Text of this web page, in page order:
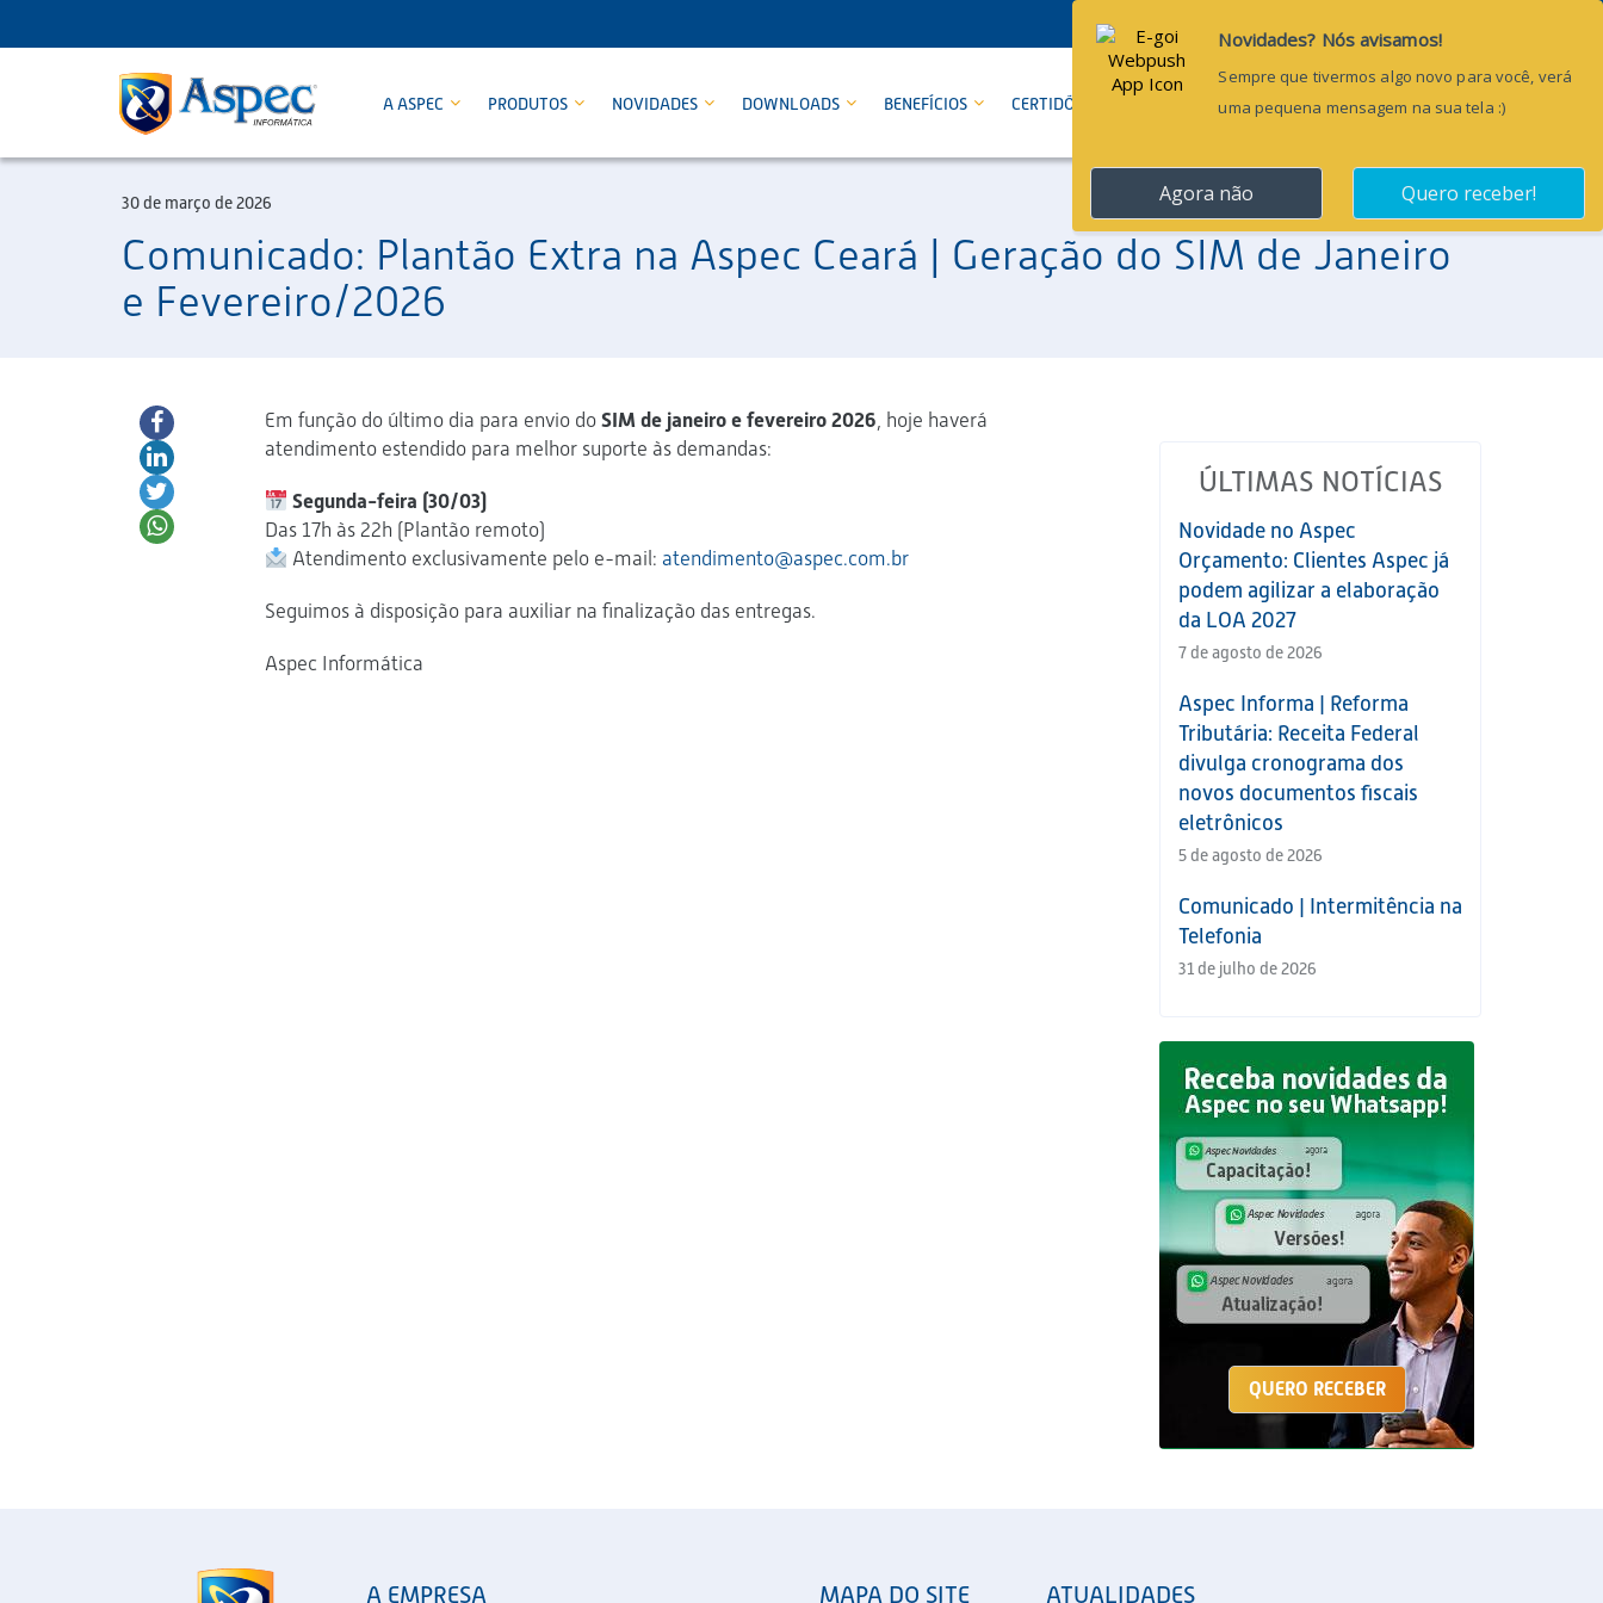
A ASPEC PRODUTOS NOVIDADES DOWNLOADS BENEFÍCIOS CERTIDÕES CONTATO Pesquisar...
30 de março de 2026
Comunicado: Plantão Extra na Aspec Ceará | Geração do SIM de Janeiro
e Fevereiro/2026
Em função do último dia para envio do SIM de janeiro e fevereiro 2026, hoje haverá
atendimento estendido para melhor suporte às demandas:
Segunda-feira (30/03)
Das 17h às 22h (Plantão remoto)
Atendimento exclusivamente pelo e-mail:atendimento@aspec.com.br
Seguimos à disposição para auxiliar na finalização das entregas.
Aspec Informática
ÚLTIMAS NOTÍCIAS
Novidade no Aspec
Orçamento: Clientes Aspec já
podem agilizar a elaboração
da LOA 2027
7 de agosto de 2026
Aspec Informa | Reforma
Tributária: Receita Federal
divulga cronograma dos
novos documentos fiscais
eletrônicos
5 de agosto de 2026
Comunicado | Intermitência na
Telefonia
31 de julho de 2026
QUERO RECEBER
A EMPRESA MAPA DO SITE ATUALIDADES